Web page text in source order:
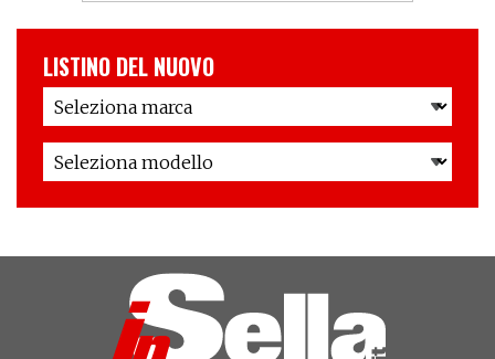
LISTINO DEL NUOVO